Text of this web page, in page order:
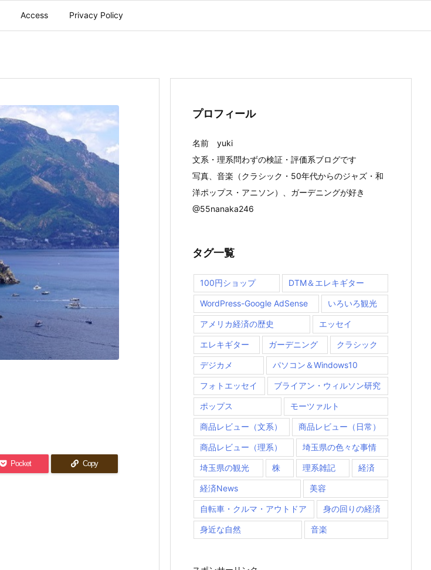
Access Privacy Policy
Pocket Copy
プロフィール
名前 yuki
文系・理系問わずの検証・評価系ブログです
写真、音楽（クラシック・50年代からのジャズ・和
洋ポップス・アニソン）、ガーデニングが好き
@55nanaka246
タグ一覧
100円ショップ DTM＆エレキギター
WordPress-Google AdSense いろいろ観光
アメリカ経済の歴史 エッセイ
エレキギター ガーデニング クラシック
デジカメ パソコン＆Windows10
フォトエッセイ ブライアン・ウィルソン研究
ポップス モーツァルト
商品レビュー（文系） 商品レビュー（日常）
商品レビュー（理系） 埼玉県の色々な事情
埼玉県の観光 株 理系雑記 経済
経済News 美容
自転車・クルマ・アウトドア 身の回りの経済
身近な自然 音楽